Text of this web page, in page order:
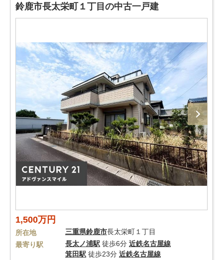
鈴鹿市長太栄町１丁目の中古一戸建
1,500万円
所在地 三重県鈴鹿市長太栄町１丁目
最寄り駅
長太ノ浦駅 徒歩6分 近鉄名古屋線
箕田駅 徒歩23分 近鉄名古屋線